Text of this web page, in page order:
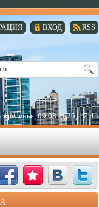
RSS
ВХОД
09.08.2026, 17:43